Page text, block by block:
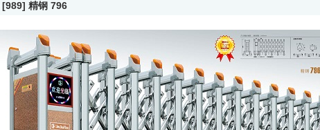
[989] 精钢 796